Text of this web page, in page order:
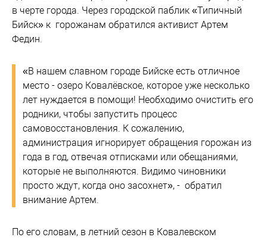
в черте города. Через городской паблик «Типичный
Бийск» к горожанам обратился активист Артем
Федин.
«В нашем славном городе Бийске есть отличное
место - озеро Ковалёвское, которое уже несколько
лет нуждается в помощи! Необходимо очистить его
родники, чтобы запустить процесс
самовосстановления. К сожалению,
администрация игнорирует обращения горожан из
года в год, отвечая отписками или обещаниями,
которые не выполняются. Видимо чиновники
просто ждут, когда оно засохнет», - обратил
внимание Артем.
По его словам, в летний сезон в Ковалевском